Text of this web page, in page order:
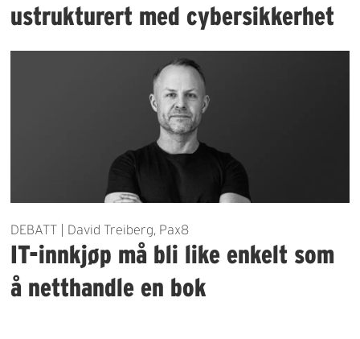
ustrukturert med cybersikkerhet
DEBATT | David Treiberg, Pax8
IT-innkjøp må bli like enkelt som
å netthandle en bok